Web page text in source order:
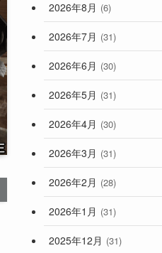
(248)
2026年8月 (6)
2026年7月 (31)
2026年6月 (30)
2026年5月 (31)
2026年4月 (30)
2026年3月 (31)
2026年2月 (28)
2026年1月 (31)
2025年12月 (31)